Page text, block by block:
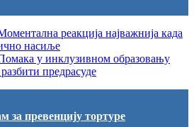
реакција најважнија када
насиље
у инклузивном образовању
предрасуде
за превенцију тортуре